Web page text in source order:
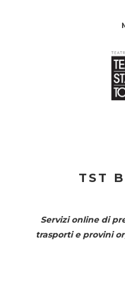
TST
Servizi online di
trasporti e provini